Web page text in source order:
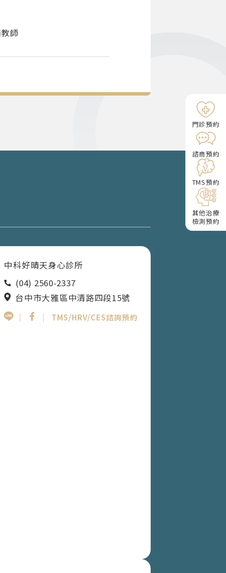
師
中科好晴天身心診所
(04) 2560-2337
台中市大雅區中清路四段15號
｜
｜ TMS/HRV/CES諮詢預約
門診預約
諮商預約
TMS預約
其他治療
檢測預約